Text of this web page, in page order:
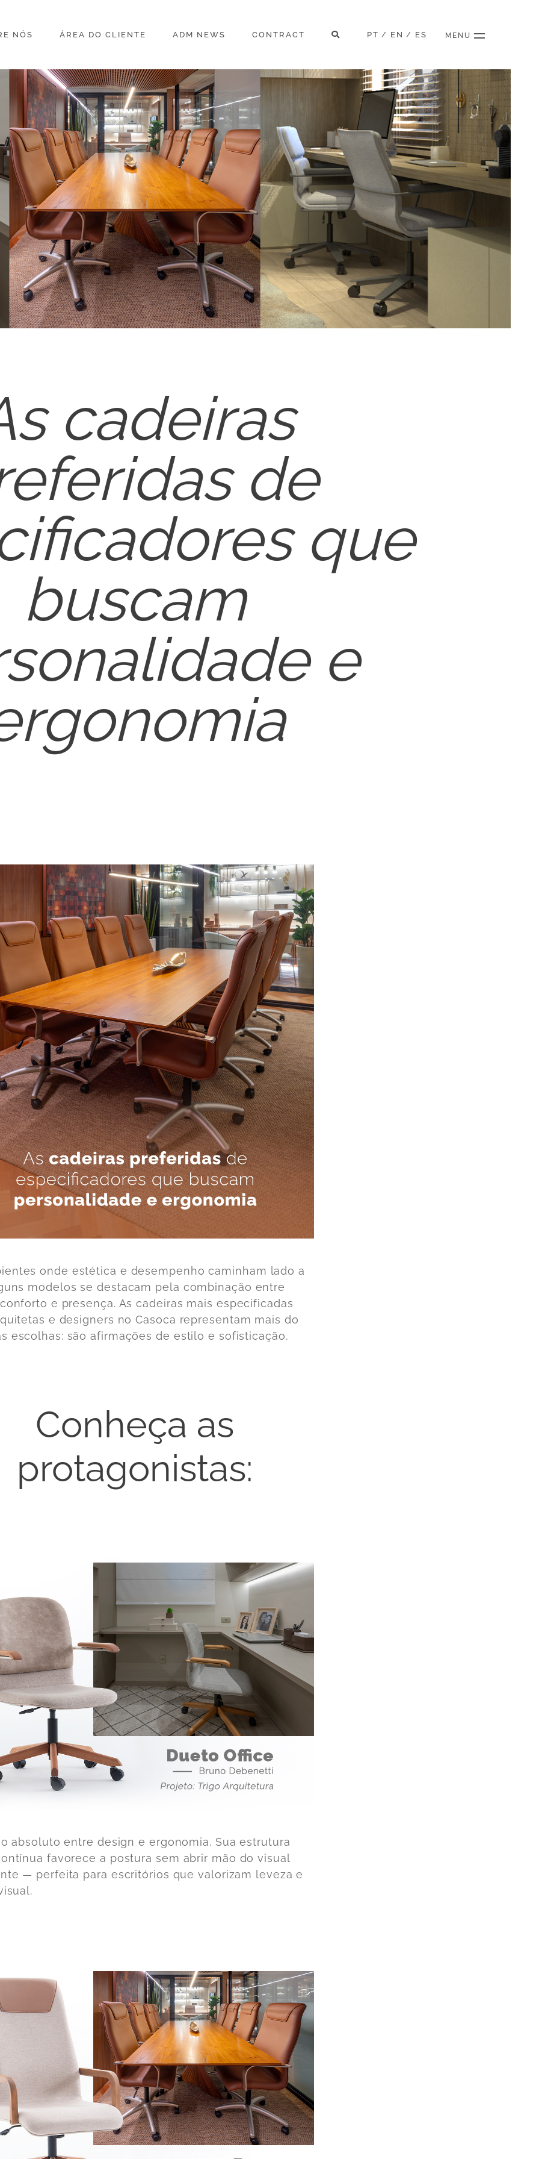
NÓS ÁREA DO CLIENTE ADM NEWS CONTRACT PT / EN / ES MENU
cadeiras
de
que
buscam
e
onde estética e desempenho caminham lado a
modelos se destacam pela combinação entre
e presença. As cadeiras mais especificadas
e designers no Casoca representam mais do
escolhas: são afirmações de estilo e sofisticação.
Conheça as
protagonistas:
absoluto entre design e ergonomia. Sua estrutura
favorece a postura sem abrir mão do visual
— perfeita para escritórios que valorizam leveza e